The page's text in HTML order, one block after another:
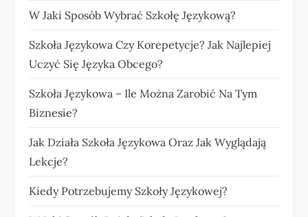
W Jaki Sposób Wybrać Szkołę Językową?
Szkoła Językowa Czy Korepetycje? Jak Najlepiej
Uczyć Się Języka Obcego?
Szkoła Językowa – Ile Można Zarobić Na Tym
Biznesie?
Jak Działa Szkoła Językowa Oraz Jak Wyglądają
Lekcje?
Kiedy Potrzebujemy Szkoły Językowej?